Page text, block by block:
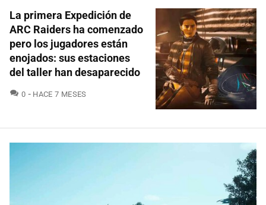
La primera Expedición de
ARC Raiders ha comenzado
pero los jugadores están
enojados: sus estaciones
del taller han desaparecido
0 COMENTARIOS
HACE 7 MESES